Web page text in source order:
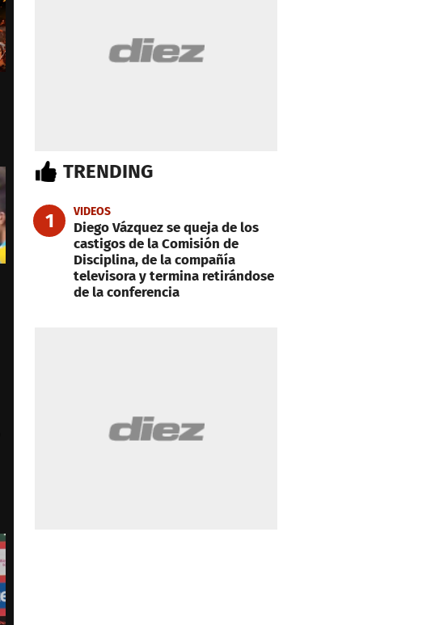
TRENDING
1 VIDEOS
Diego Vázquez se queja de los
castigos de la Comisión de
Disciplina, de la compañía
televisora y termina retirándose
de la conferencia